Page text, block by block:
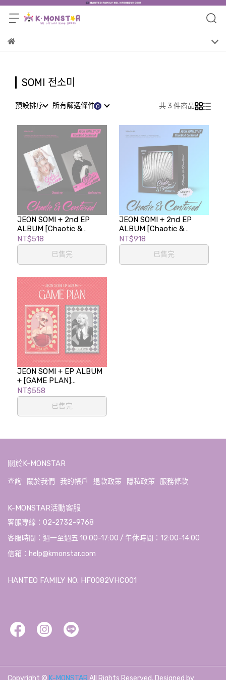
SOMI 전소미
預設排序 所有篩選條件 共 3 件商品
JEON SOMI + 2nd EP
ALBUM [Chaotic &
Confused]
NT$518
已售完
JEON SOMI + 2nd EP
ALBUM [Chaotic &
Confused] (GEM PIT ver.)
NT$918
已售完
JEON SOMI + EP ALBUM
+ [GAME PLAN]
(PHOTOBOOK ver.)
NT$558
已售完
關於K-MONSTAR
查詢 關於我們 我的帳戶 退款政策 隱私政策 服務條款
K-MONSTAR活動客服
客服專線：02-2732-9768
客服時間：週一至週五 10:00-17:00 / 午休時間：12:00-14:00
信箱：help@kmonstar.com
HANTEO FAMILY NO. HF0082VHC001